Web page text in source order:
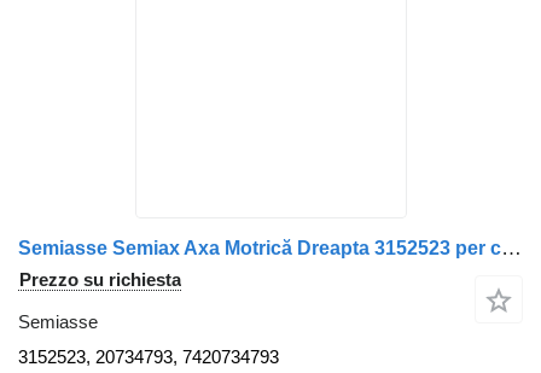
Semiasse Semiax Axa Motrică Dreapta 3152523 per camion Volvo 413247 PP
Prezzo su richiesta
Semiasse
3152523, 20734793, 7420734793